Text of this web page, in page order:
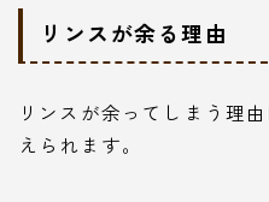
リンスが余る理由
リンスが余ってしまう理
えられます。